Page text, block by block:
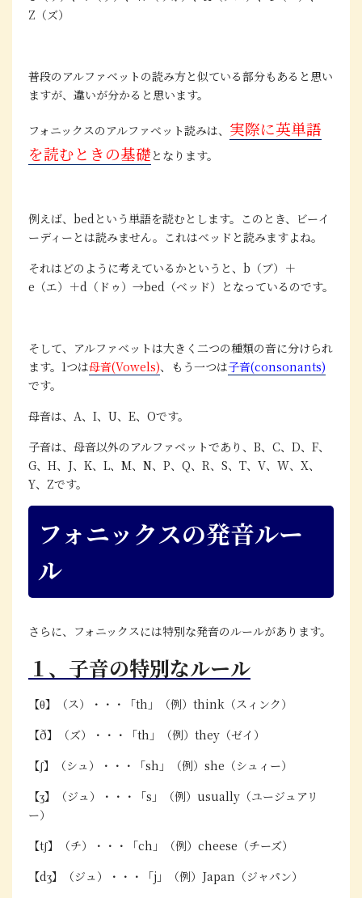
Z（ズ）
普段のアルファベットの読み方と似ている部分もあると思い
ますが、違いが分かると思います。
フォニックスのアルファベット読みは、 実際に英単語
を読むときの基礎 となります。
例えば、bedという単語を読むとします。このとき、ビーイ
ーディーとは読みません。これはベッドと読みますよね。
それはどのように考えているかというと、b（ブ）＋
e（エ）＋d（ドゥ）→bed（ベッド）となっているのです。
そして、アルファベットは大きく二つの種類の音に分けられ
ます。1つは母音(Vowels)、もう一つは子音(consonants)
です。
母音は、A、I、U、E、Oです。
子音は、母音以外のアルファベットであり、B、C、D、F、
G、H、J、K、L、M、N、P、Q、R、S、T、V、W、X、
Y、Zです。
フォニックスの発音ルー
ル
さらに、フォニックスには特別な発音のルールがあります。
１、子音の特別なルール
【θ】（ス）・・・「th」（例）think（スィンク）
【ð】（ズ）・・・「th」（例）they（ゼイ）
【ʃ】（シュ）・・・「sh」（例）she（シュィー）
【ʒ】（ジュ）・・・「s」（例）usually（ユージュアリ
ー）
【tʃ】（チ）・・・「ch」（例）cheese（チーズ）
【dʒ】（ジュ）・・・「j」（例）Japan（ジャパン）